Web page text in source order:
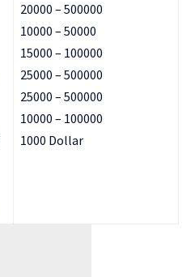
20000 – 500000
10000 – 50000
15000 – 100000
25000 – 500000
25000 – 500000
10000 – 100000
1000 Dollar